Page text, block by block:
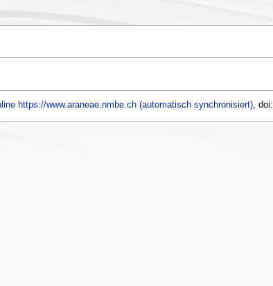
https://www.araneae.nmbe.ch (automatisch synchronisiert), doi: